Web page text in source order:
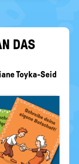
DAS
Toyka-Seid